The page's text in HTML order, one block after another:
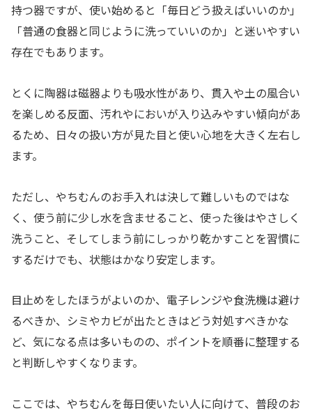
持つ器ですが、使い始めると「毎日どう扱えばいいのか」
「普通の食器と同じように洗っていいのか」と迷いやすい
存在でもあります。
とくに陶器は磁器よりも吸水性があり、貫入や土の風合い
を楽しめる反面、汚れやにおいが入り込みやすい傾向があ
るため、日々の扱い方が見た目と使い心地を大きく左右し
ます。
ただし、やちむんのお手入れは決して難しいものではな
く、使う前に少し水を含ませること、使った後はやさしく
洗うこと、そしてしまう前にしっかり乾かすことを習慣に
するだけでも、状態はかなり安定します。
目止めをしたほうがよいのか、電子レンジや食洗機は避け
るべきか、シミやカビが出たときはどう対処すべきかな
ど、気になる点は多いものの、ポイントを順番に整理する
と判断しやすくなります。
ここでは、やちむんを毎日使いたい人に向けて、普段のお